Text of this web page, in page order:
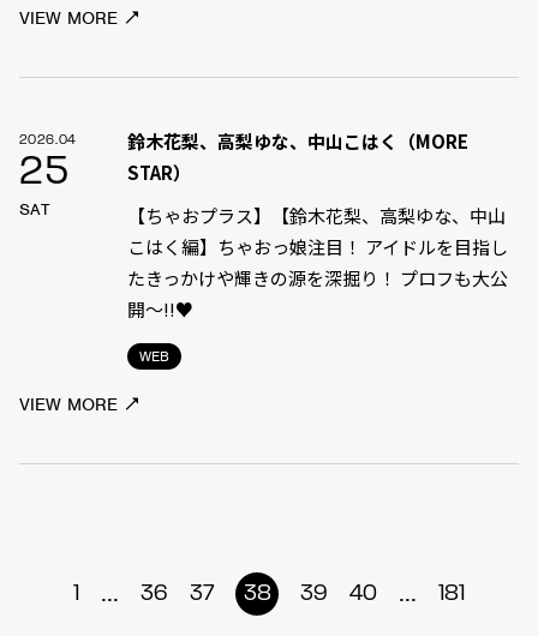
VIEW MORE
2026.04
25
SAT
WEB
鈴木花梨、高梨ゆな、中山こはく（MORE
STAR）
【ちゃおプラス】【鈴木花梨、高梨ゆな、中山
こはく編】ちゃおっ娘注目！ アイドルを目指し
たきっかけや輝きの源を深掘り！ プロフも大公
開～!!♥
VIEW MORE
1 ... 36 37 38 39 40 ... 181